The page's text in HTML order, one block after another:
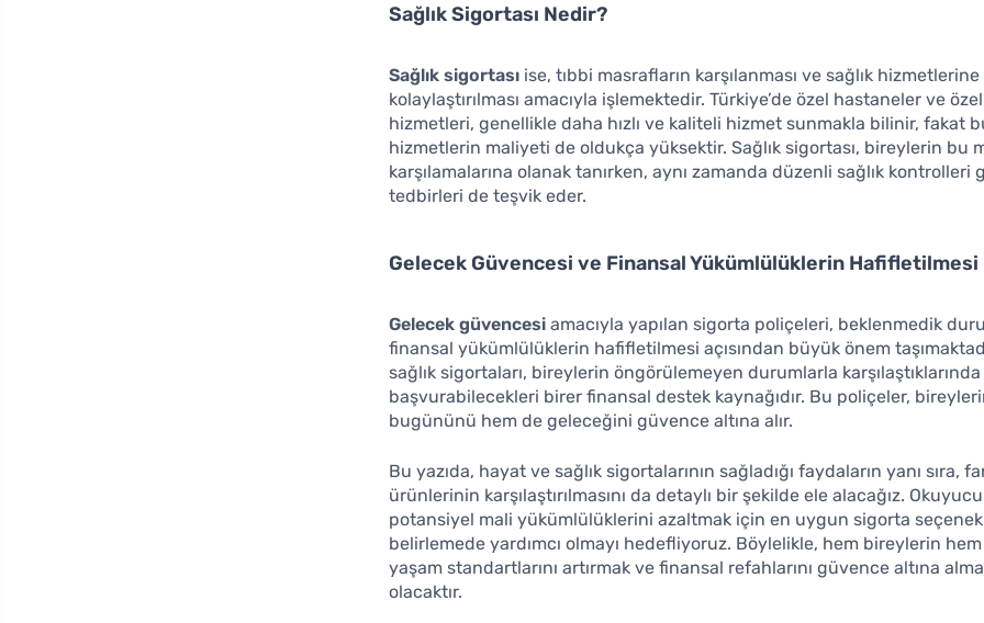
Sağlık Sigortası Nedir?
Sağlık sigortası ise, tıbbi masrafların karşılanması ve sağlık
kolaylaştırılması amacıyla işlemektedir. Türkiye’de özel hastaneler ve
hizmetleri, genellikle daha hızlı ve kaliteli hizmet sunmakla bilinir, fakat
hizmetlerin maliyeti de oldukça yüksektir. Sağlık sigortası, bireylerin bu
karşılamalarına olanak tanırken, aynı zamanda düzenli sağlık kontrolleri
tedbirleri de teşvik eder.
Gelecek Güvencesi ve Finansal Yükümlülüklerin Hafifletilmesi
Gelecek güvencesi amacıyla yapılan sigorta poliçeleri, beklenmedik
finansal yükümlülüklerin hafifletilmesi açısından büyük önem
sağlık sigortaları, bireylerin öngörülemeyen durumlarla karşılaştıklarında
başvurabilecekleri birer finansal destek kaynağıdır. Bu poliçeler,
bugününü hem de geleceğini güvence altına alır.
Bu yazıda, hayat ve sağlık sigortalarının sağladığı faydaların yanı sıra,
ürünlerinin karşılaştırılmasını da detaylı bir şekilde ele alacağız.
potansiyel mali yükümlülüklerini azaltmak için en uygun sigorta
belirlemede yardımcı olmayı hedefliyoruz. Böylelikle, hem bireylerin
yaşam standartlarını artırmak ve finansal refahlarını güvence altına
olacaktır.